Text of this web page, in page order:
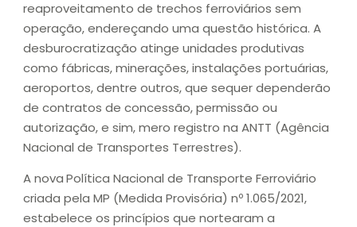
reaproveitamento de trechos ferroviários sem
operação, endereçando uma questão histórica. A
desburocratização atinge unidades produtivas
como fábricas, minerações, instalações portuárias,
aeroportos, dentre outros, que sequer dependerão
de contratos de concessão, permissão ou
autorização, e sim, mero registro na ANTT (Agência
Nacional de Transportes Terrestres).
A novaPolítica Nacional de Transporte Ferroviário
criada pela MP (Medida Provisória) nº 1.065/2021,
estabelece os princípios que nortearam a